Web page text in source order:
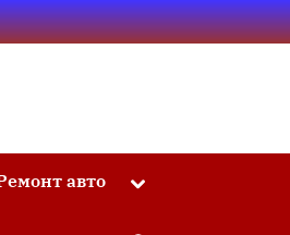
авто Toggle